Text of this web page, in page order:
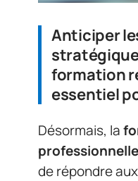
Anticiper
formation
essentiel
Désormais, la
professionnelle
de répondre